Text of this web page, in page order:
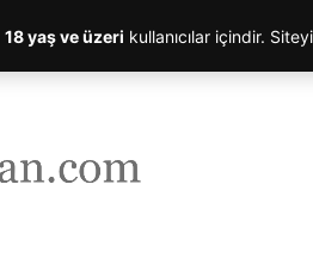
18 yaş ve üzeri kullanıcılar içindir.